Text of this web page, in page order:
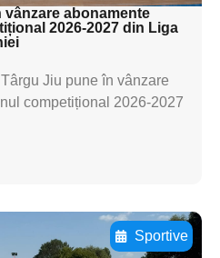
vânzare abonamente
2026-2027 din Liga
Jiu pune în vânzare
competițional 2026-2027
Sportive